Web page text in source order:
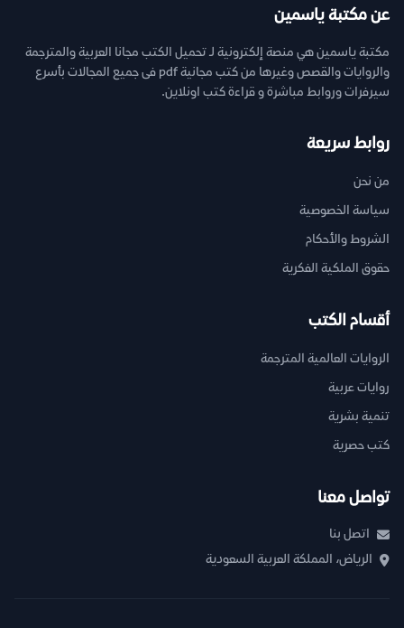
عن مكتبة ياسمين
مكتبة ياسمين هي منصة إلكترونية لـ تحميل الكتب مجانا العربية والمترجمة
والروايات والقصص وغيرها من كتب مجانية pdf فى جميع المجالات بأسرع
سيرفرات وروابط مباشرة و قراءة كتب اونلاين.
روابط سريعة
من نحن
سياسة الخصوصية
الشروط والأحكام
حقوق الملكية الفكرية
أقسام الكتب
الروايات العالمية المترجمة
روايات عربية
تنمية بشرية
كتب حصرية
تواصل معنا
اتصل بنا
الرياض، المملكة العربية السعودية